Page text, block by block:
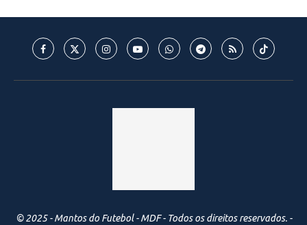
© 2025 - Mantos do Futebol - MDF - Todos os direitos reservados. -